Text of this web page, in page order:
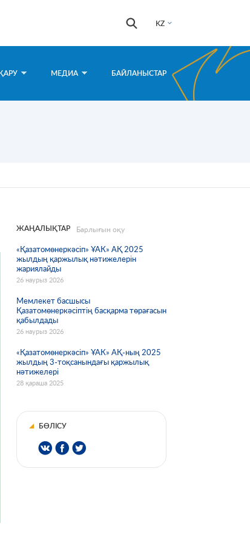
KZ
Іздестіру
Іздестіру
МЕДИА БАЙЛАНЫСТАР
ЖАҢАЛЫҚТАР Барлығын оқу
«Қазатомөнеркәсіп» ҰАК» АҚ 2025
жылдың қаржылық нәтижелерін
жариялайды
26 наурыз 2026
Мемлекет басшысы
Қазатомөнеркәсіптің басқарма төрағасын
қабылдады
26 наурыз 2026
«Қазатомөнеркәсіп» ҰАК» АҚ-ның 2025
жылдың 3-тоқсанындағы қаржылық
нәтижелері
28 қараша 2025
БӨЛІСУ